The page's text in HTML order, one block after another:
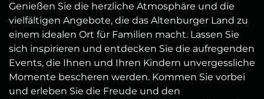
Genießen Sie die herzliche Atmosphäre und die
vielfältigen Angebote, die das Altenburger Land zu
einem idealen Ort für Familien macht. Lassen Sie
sich inspirieren und entdecken Sie die aufregenden
Events, die Ihnen und Ihren Kindern unvergessliche
Momente bescheren werden. Kommen Sie vorbei
und erleben Sie die Freude und den